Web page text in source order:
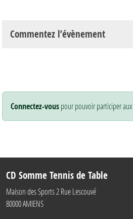
Commentez l’évènement
Connectez-vouspour pouvoir participer
CD Somme Tennis de Table
Maison des Sports 2 Rue Lescouvé
80000AMIENS